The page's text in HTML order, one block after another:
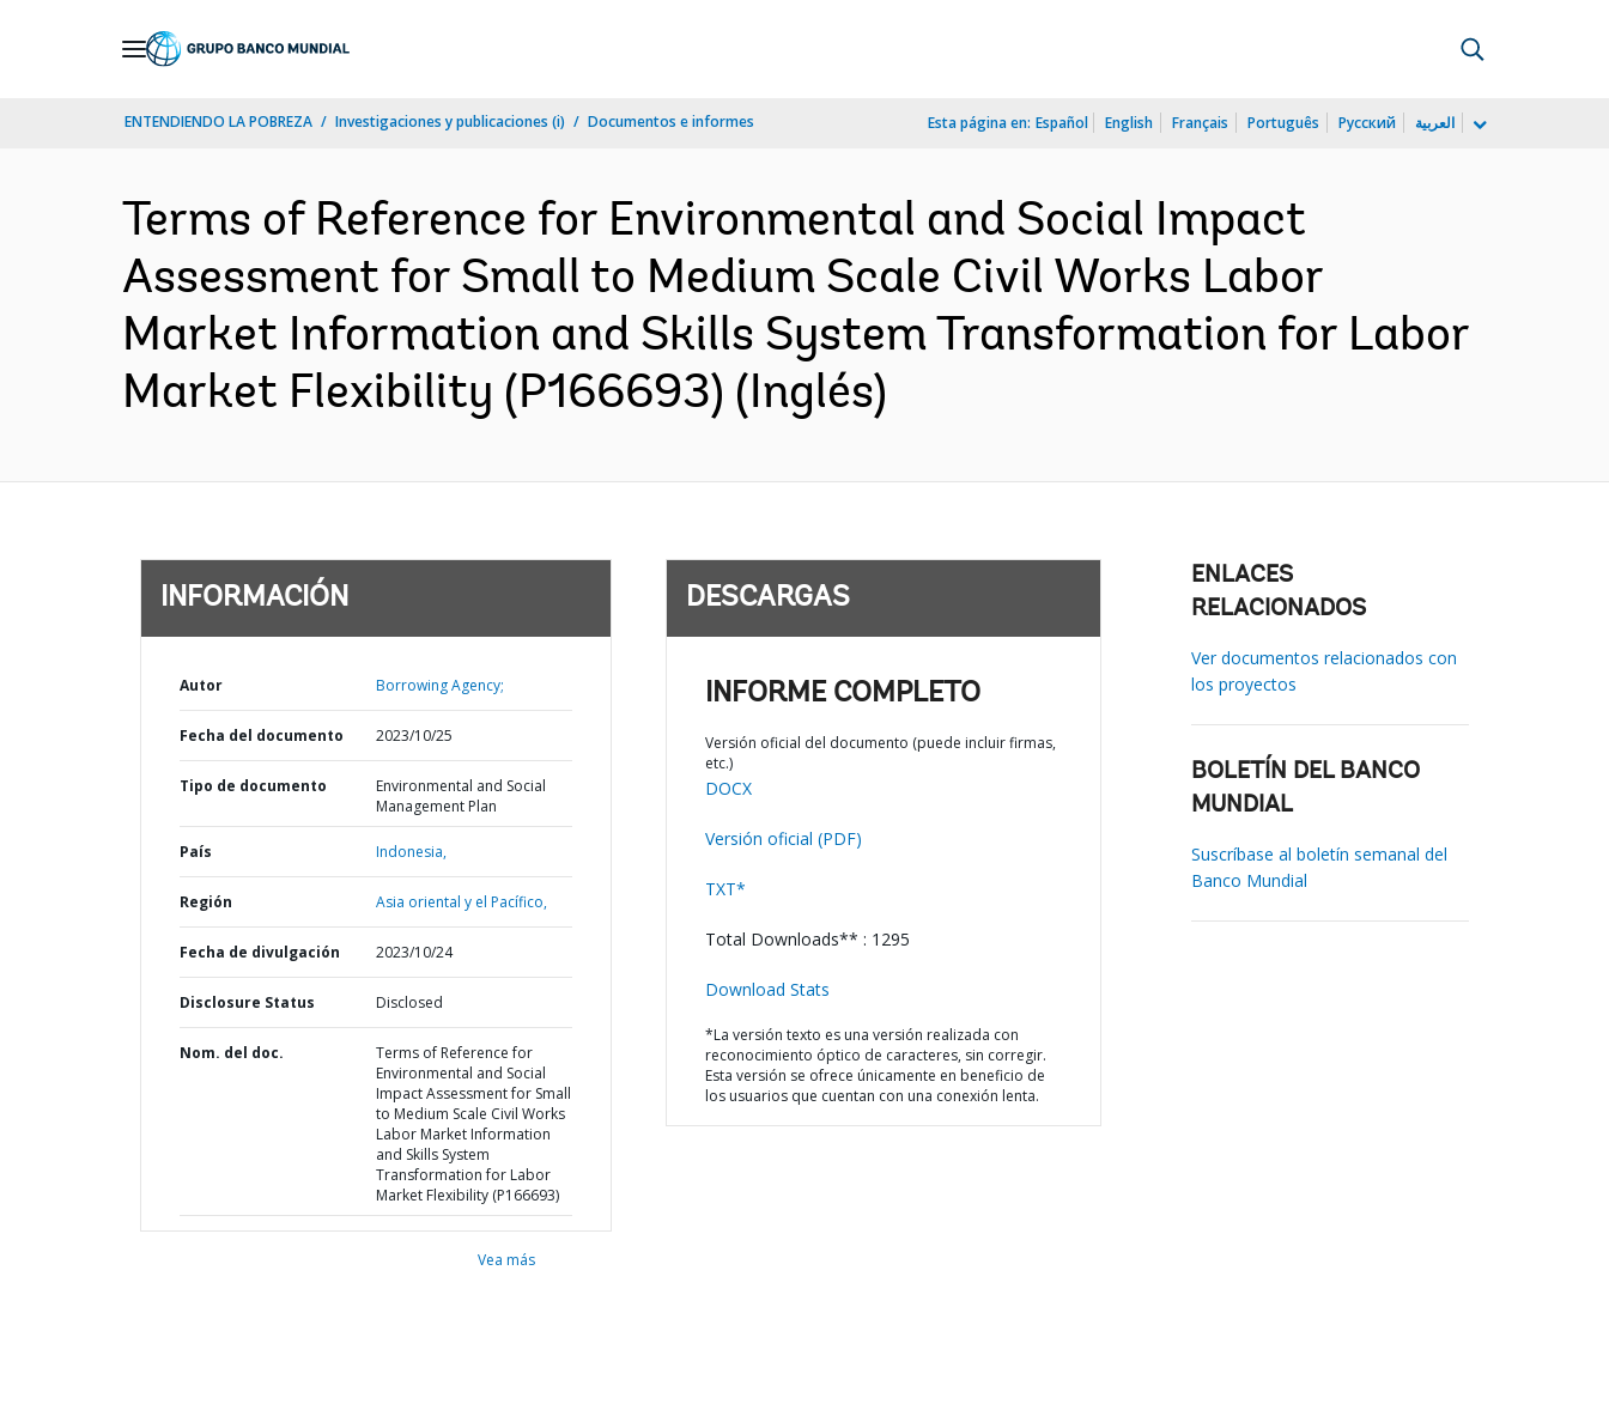
ENTENDIENDO LA POBREZA Investigaciones y publicaciones (i) Documentos e informes Esta página en: Español English Français Português Русский العربية
Terms of Reference for Environmental and Social Impact
Assessment for Small to Medium Scale Civil Works Labor
Market Information and Skills System Transformation for Labor
Market Flexibility (P166693) (Inglés)
INFORMACIÓN
Autor Borrowing Agency;
Fecha del documento 2023/10/25
Tipo de documento
Environmental and Social
Management Plan
País Indonesia,
Región Asia oriental y el Pacífico,
Fecha de divulgación 2023/10/24
Disclosure Status Disclosed
Nom. del doc.
Terms of Reference for
Environmental and Social
Impact Assessment for Small
to Medium Scale Civil Works
Labor Market Information
and Skills System
Transformation for Labor
Market Flexibility (P166693)
Vea más
DESCARGAS
INFORME COMPLETO
Versión oficial del documento (puede incluir firmas,
etc.)
DOCX
Versión oficial (PDF)
TXT*
Total Downloads** : 1295
Download Stats
*La versión texto es una versión realizada con
reconocimiento óptico de caracteres, sin corregir.
Esta versión se ofrece únicamente en beneficio de
los usuarios que cuentan con una conexión lenta.
ENLACES
RELACIONADOS
Ver documentos relacionados con
los proyectos
BOLETÍN DEL BANCO
MUNDIAL
Suscríbase al boletín semanal del
Banco Mundial